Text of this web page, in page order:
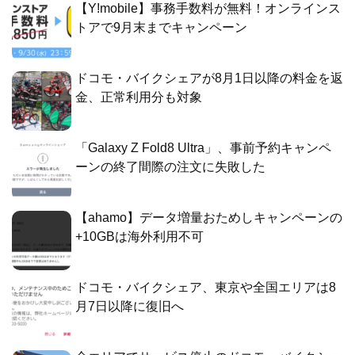
【Y!mobile】事務手数料が無料！オンラインス
トアで9月末までキャンペーン
ドコモ・バイクシェアが8月1日以降の料金を返
金、正常利用分も対象
「Galaxy Z Fold8 Ultra」、事前予約キャンペ
ーンの終了間際の注文に失敗した
【ahamo】データ増量おためしキャンペーンの
+10GBは海外利用不可
ドコモ・バイクシェア、東京や全国エリアは8
月7日以降に復旧へ